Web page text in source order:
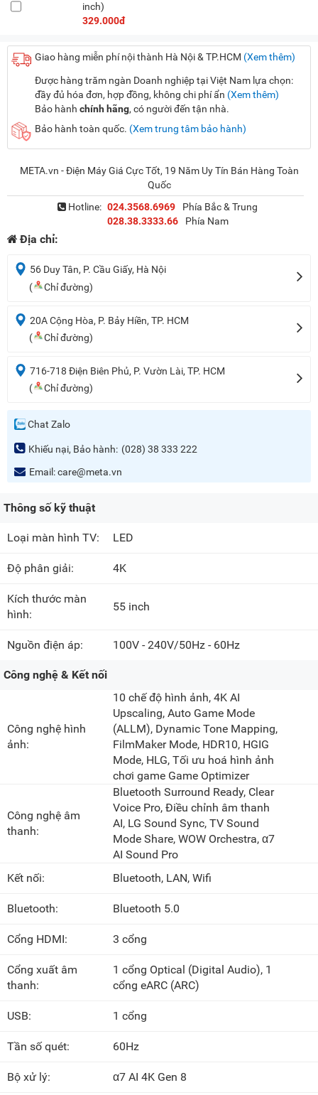
inch)
329.000đ
Giao hàng miễn phí nội thành Hà Nội & TP.HCM (Xem thêm)
Được hàng trăm ngàn Doanh nghiệp tại Việt Nam lựa chọn:
đầy đủ hóa đơn, hợp đồng, không chi phí ẩn (Xem thêm)
Bảo hành chính hãng, có người đến tận nhà.
Bảo hành toàn quốc. (Xem trung tâm bảo hành)
META.vn - Điện Máy Giá Cực Tốt, 19 Năm Uy Tín Bán Hàng Toàn
Quốc
Hotline: 024.3568.6969
Phía Bắc & Trung
028.38.3333.66
Phía Nam
Địa chỉ:
56 Duy Tân, P. Cầu Giấy, Hà Nội
(
Chỉ đường)
20A Cộng Hòa, P. Bảy Hiền, TP. HCM
(
Chỉ đường)
716-718 Điện Biên Phủ, P. Vườn Lài, TP. HCM
(
Chỉ đường)
Chat Zalo
Khiếu nại, Bảo hành: (028) 38 333 222
Email:care@meta.vn
Thông số kỹ thuật
Loại màn hình TV: LED
Độ phân giải: 4K
Kích thước màn
hình:
55 inch
Nguồn điện áp: 100V - 240V/50Hz - 60Hz
Công nghệ & Kết nối
Công nghệ hình
ảnh:
10 chế độ hình ảnh, 4K AI
Upscaling, Auto Game Mode
(ALLM), Dynamic Tone Mapping,
FilmMaker Mode, HDR10, HGIG
Mode, HLG, Tối ưu hoá hình ảnh
chơi game Game Optimizer
Công nghệ âm
thanh:
Bluetooth Surround Ready, Clear
Voice Pro, Điều chỉnh âm thanh
AI, LG Sound Sync, TV Sound
Mode Share, WOW Orchestra, α7
AI Sound Pro
Kết nối:
Bluetooth, LAN, Wifi
Bluetooth: Bluetooth 5.0
Cổng HDMI: 3 cổng
Cổng xuất âm
thanh:
1 cổng Optical (Digital Audio), 1
cổng eARC (ARC)
USB: 1 cổng
Tần số quét: 60Hz
Bộ xử lý: α7 AI 4K Gen 8